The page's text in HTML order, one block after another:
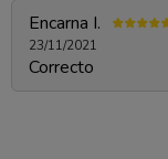
Encarna I.
23/11/2021
Correcto